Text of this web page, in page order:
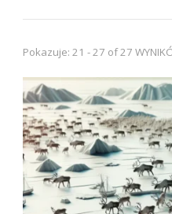
Pokazuje: 21 - 27 of 27